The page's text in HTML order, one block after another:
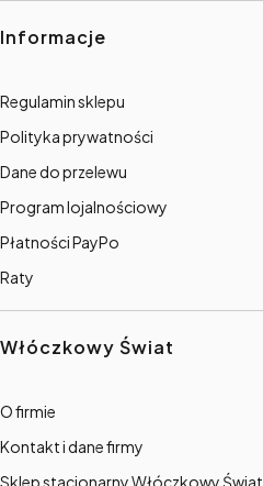
Informacje
Regulamin sklepu
Polityka prywatności
Dane do przelewu
Program lojalnościowy
Płatności PayPo
Raty
Włóczkowy Świat
O firmie
Kontakt i dane firmy
Sklep stacjonarny Włóczkowy Świat